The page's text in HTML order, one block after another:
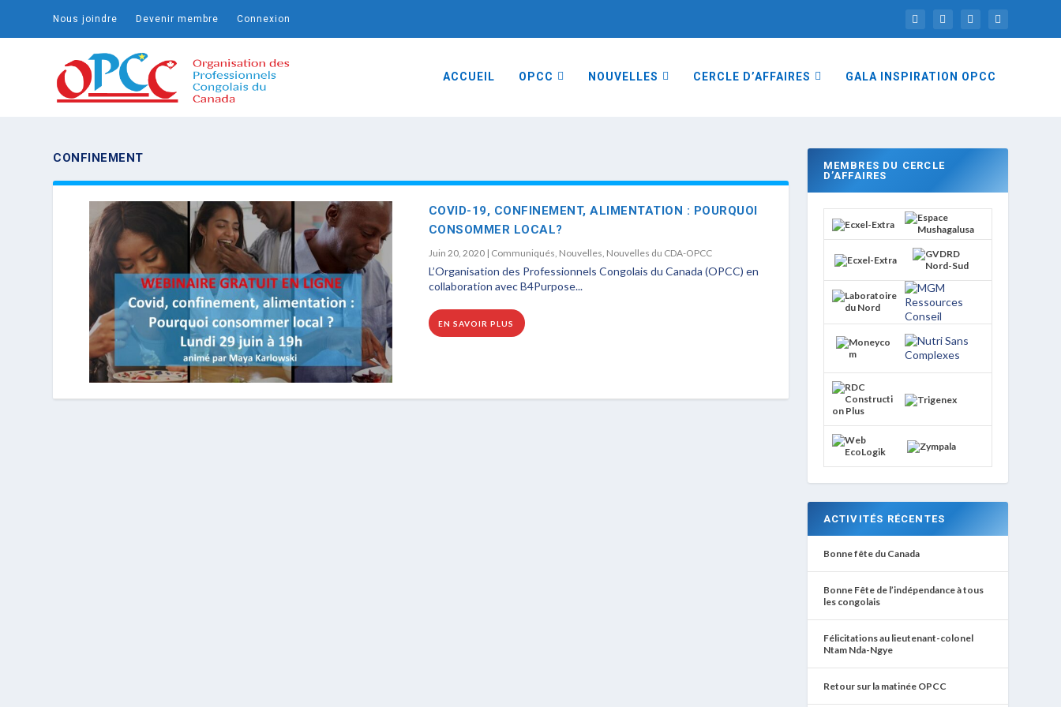
Nous joindre Devenir membre Connexion
ACCUEIL OPCC NOUVELLES CERCLE D’AFFAIRES GALA INSPIRATION OPCC
CONFINEMENT
COVID-19, CONFINEMENT, ALIMENTATION : POURQUOI
CONSOMMER LOCAL?
Juin 20, 2020| Communiqués, Nouvelles, Nouvelles du CDA-OPCC
L’Organisation des Professionnels Congolais du Canada (OPCC) en
collaboration avec B4Purpose...
EN SAVOIR PLUS
MEMBRES DU CERCLE
D’AFFAIRES
ACTIVITÉS RÉCENTES
Bonne fête du Canada
Bonne Fête de l’indépendance à tous
les congolais
Félicitations au lieutenant-colonel
Ntam Nda-Ngye
Retour sur la matinée OPCC